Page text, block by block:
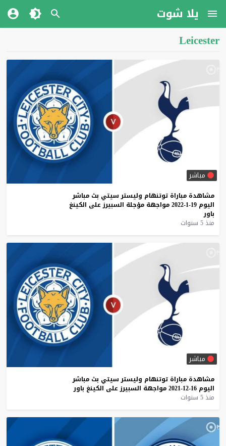
يلا شوت
Leicester
مباشر
مشاهدة مباراة توتنهام وليستر سيتي بث مباشر
اليوم 19-1-2022 مواجهة مؤجلة السبيرز على الكينغ
باور
منذ 5 سنوات
مباشر
مشاهدة مباراة توتنهام وليستر سيتي بث مباشر
اليوم 16-12-2021 مواجهة السبيرز على الكينغ باور
منذ 5 سنوات